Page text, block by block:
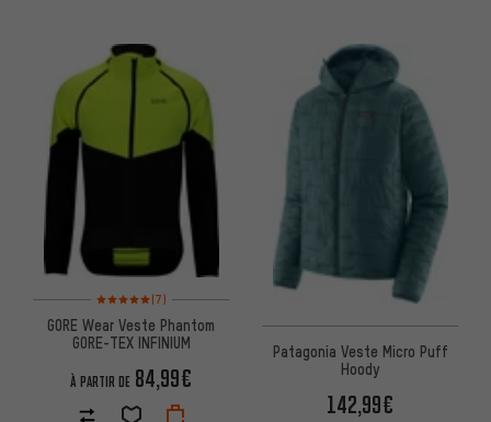
Note moyenne : 5 sur 5 d'après 7 avis
(7)
GORE Wear Veste Phantom
GORE-TEX INFINIUM
À PARTIR DE 84,99€
Patagonia Veste Micro Puff
Hoody
142,99€